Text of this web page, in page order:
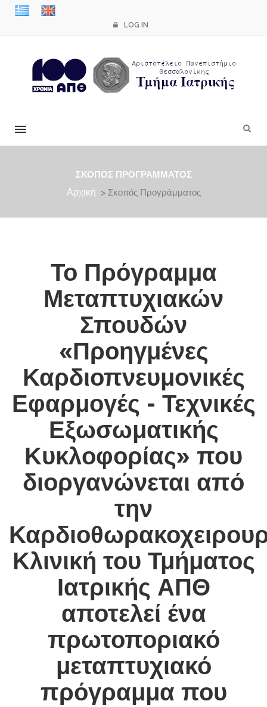
LOG IN
×
ΣΚΟΠΌΣ ΠΡΟΓΡΆΜΜΑΤΟΣ
Αρχική > Σκοπός Προγράμματος
Το Πρόγραμμα
Μεταπτυχιακών
Σπουδών
«Προηγμένες
Καρδιοπνευμονικές
Εφαρμογές - Τεχνικές
Εξωσωματικής
Κυκλοφορίας» που
διοργανώνεται από
την
Κλινική του Τμήματος
Ιατρικής ΑΠΘ
αποτελεί ένα
πρωτοποριακό
μεταπτυχιακό
πρόγραμμα που